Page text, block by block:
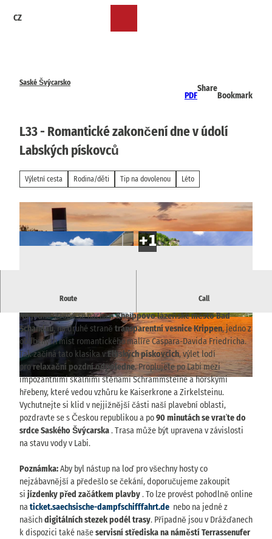
CZ
Saské Švýcarsko
PDF
Share
Bookmark
L33 - Romantické zakončení dne v údolí
Labských pískovců
Výletní cesta Rodina/děti Tip na dovolenou Léto
© WEIßE FLOTTE SACHSEN GmbH
© WEIßE FLOTTE SACHSEN GmbH, Jan Gutze
it | CC-BY-NC-ND
© WEIßE FLOTTE SACHSEN GmbH, Jan Gutze
it
Route Call
Mezi vrcholky hor a pískovcovými stěnami
Na jedné straně se nacházíKneippovo lázeňské město Bad
Schandau, na druhé straně transparentní vesnice Krippen, jedno z
oblíbených míst romantického malíře Caspara-Davida Friedricha.
Tak začíná tato klasika vElbských pískovcích, výlet lodí
prorelaxační pozdní odpoledne. Proplujete po Labi mezi
impozantními skalními stěnami Schrammsteine a horskými
hřebeny, které vedou vzhůru ke Kaiserkrone a Zirkelsteinu.
Vychutnejte si klid v nejjižnější části naší plavební oblasti,
pozdravte se s Českou republikou a po90 minutách se vraťte do
srdce Saského Švýcarska. Trasa může být upravena v závislosti
na stavu vody v Labi.
Poznámka:Aby byl nástup na loď pro všechny hosty co
nejzábavnější a předešlo se čekání, doporučujeme zakoupit
si jízdenky před začátkem plavby. To lze provést pohodlně online
naticket.saechsische-dampfschifffahrt.de nebo na jedné z
našichdigitálních stezek podél trasy. Případně jsou v Drážďanech
k dispozici také našeservisní střediska na náměstí Terrassenufer